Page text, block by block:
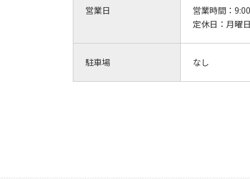
営業日 営業時間：
定休日： 月曜日
駐車場 なし